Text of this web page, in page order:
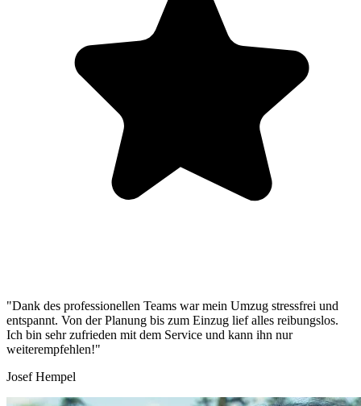
"Dank des professionellen Teams war mein Umzug stressfrei und
entspannt. Von der Planung bis zum Einzug lief alles reibungslos.
Ich bin sehr zufrieden mit dem Service und kann ihn nur
weiterempfehlen!"
Josef Hempel